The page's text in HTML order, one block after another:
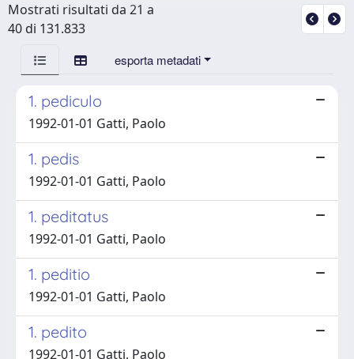
Mostrati risultati da 21 a
40 di 131.833
esporta metadati
1. pediculo
1992-01-01 Gatti, Paolo
1. pedis
1992-01-01 Gatti, Paolo
1. peditatus
1992-01-01 Gatti, Paolo
1. peditio
1992-01-01 Gatti, Paolo
1. pedito
1992-01-01 Gatti, Paolo